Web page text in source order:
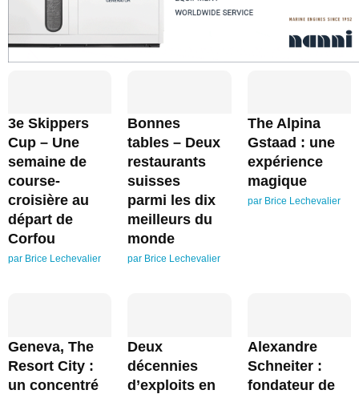
3e Skippers
Cup – Une
semaine de
course-
croisière au
départ de
Corfou
par Brice Lechevalier
Bonnes
tables – Deux
restaurants
suisses
parmi les dix
meilleurs du
monde
par Brice Lechevalier
The Alpina
Gstaad : une
expérience
magique
par Brice Lechevalier
Geneva, The
Resort City :
un concentré
Deux
décennies
d’exploits en
Alexandre
Schneiter :
fondateur de